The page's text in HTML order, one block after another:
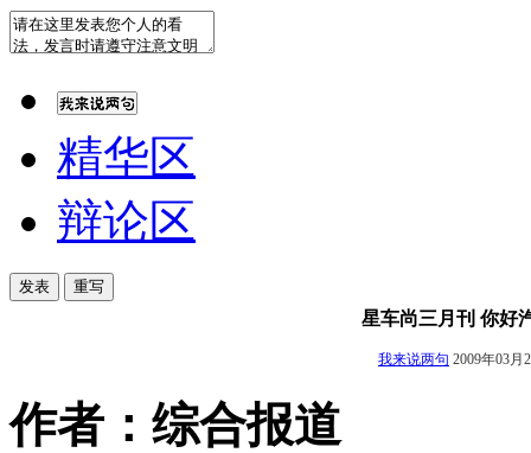
精华区
辩论区
星车尚三月刊 你好
我来说两句 2009年03月
作者：综合报道